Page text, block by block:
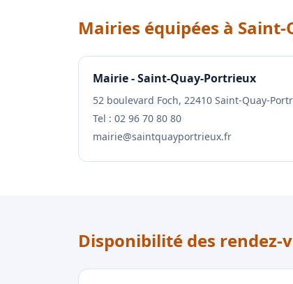
Mairies équipées à
Mairie - Saint-Quay-Portrieux
52 boulevard Foch, 22410 Saint-Quay-
Tel : 02 96 70 80 80
mairie@saintquayportrieux.fr
Disponibilité des rendez-